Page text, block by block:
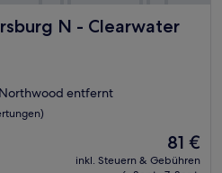
N - Clearwater
N - Clearwater by IHG
Northwood entfernt
Der
Preis
81 €
inkl. Steuern & Gebühren